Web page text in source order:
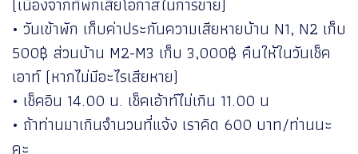
• วันเข้าพัก เก็บค่าประกันความเสียหายบ้าน N1, N2 เก็บ
500฿ ส่วนบ้าน M2-M3 เก็บ 3,000฿ คืนให้ในวันเช็ค
เอาท์ (หากไม่มีอะไรเสียหาย)
• เช็คอิน 14.00 น. เช็คเอ้าท์ไม่เกิน 11.00 น
• ถ้าท่านมาเกินจำนวนที่แจ้ง เราคิด 600 บาท/ท่านนะ
คะ